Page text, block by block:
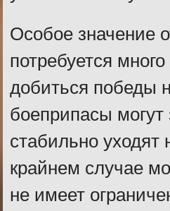
Особое значение
потребуется
добиться победы
боеприпасы могут
стабильно уходят
крайнем случае
не имеет